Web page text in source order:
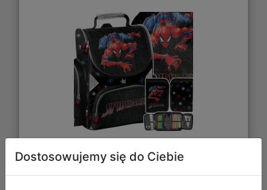
212,95 zł
Dostosowujemy się do Ciebie